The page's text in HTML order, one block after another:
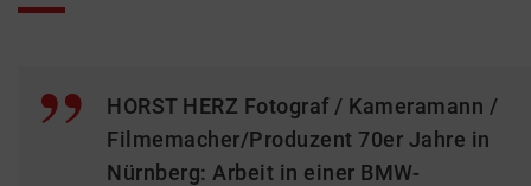
HORST HERZ Fotograf / Kameramann /
Filmemacher/Produzent 70er Jahre in
Nürnberg: Arbeit in einer BMW-